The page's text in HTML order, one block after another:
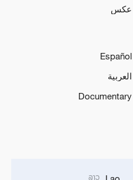
عکس
Español
العربية
Documentary
ລາວ